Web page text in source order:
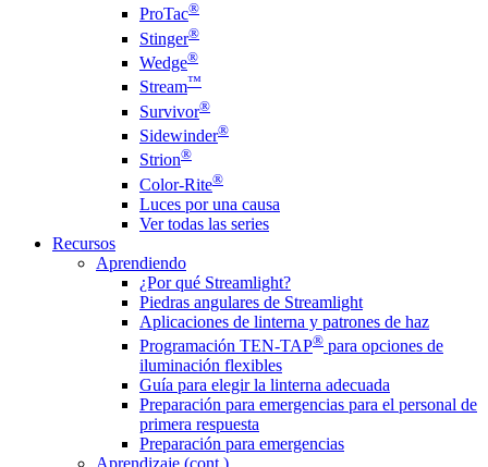
ProTac®
Stinger®
Wedge®
Stream™
Survivor®
Sidewinder®
Strion®
Color-Rite®
Luces por una causa
Ver todas las series
Recursos
Aprendiendo
¿Por qué Streamlight?
Piedras angulares de Streamlight
Aplicaciones de linterna y patrones de haz
Programación TEN-TAP® para opciones de
iluminación flexibles
Guía para elegir la linterna adecuada
Preparación para emergencias para el personal de
primera respuesta
Preparación para emergencias
Aprendizaje (cont.)